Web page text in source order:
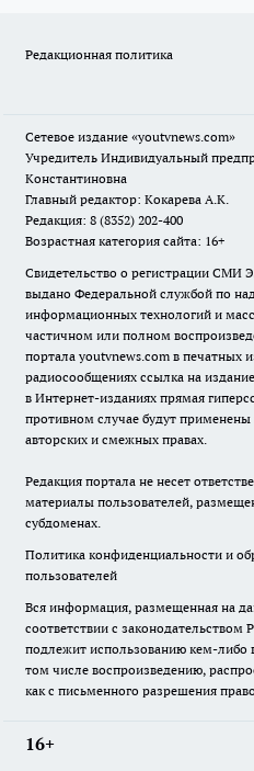
Редакционная политика
Сетевое издание «youtvnews.com»
Учредитель Индивидуальный
Константиновна
Главный редактор: Кокарева А.К.
Редакция: 8 (8352) 202-400
Возрастная категория сайта: 16+
Свидетельство о регистрации СМИ
выдано Федеральной службой по
информационных технологий и
частичном или полном
портала youtvnews.com в печатных
радиосообщениях ссылка на
в Интернет-изданиях прямая
противном случае будут
авторских и смежных правах.
Редакция портала не несет
материалы пользователей,
субдоменах.
Политика конфиденциальности и
пользователей
Вся информация, размещенная на
соответствии с законодательством
подлежит использованию кем-либо
том числе воспроизведению,
как с письменного разрешения
16+